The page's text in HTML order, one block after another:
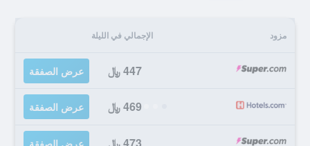
مزود الإجمالي في الليلة
447 ﷼ عرض الصفقة
469 ﷼ عرض الصفقة
عرض الصفقة